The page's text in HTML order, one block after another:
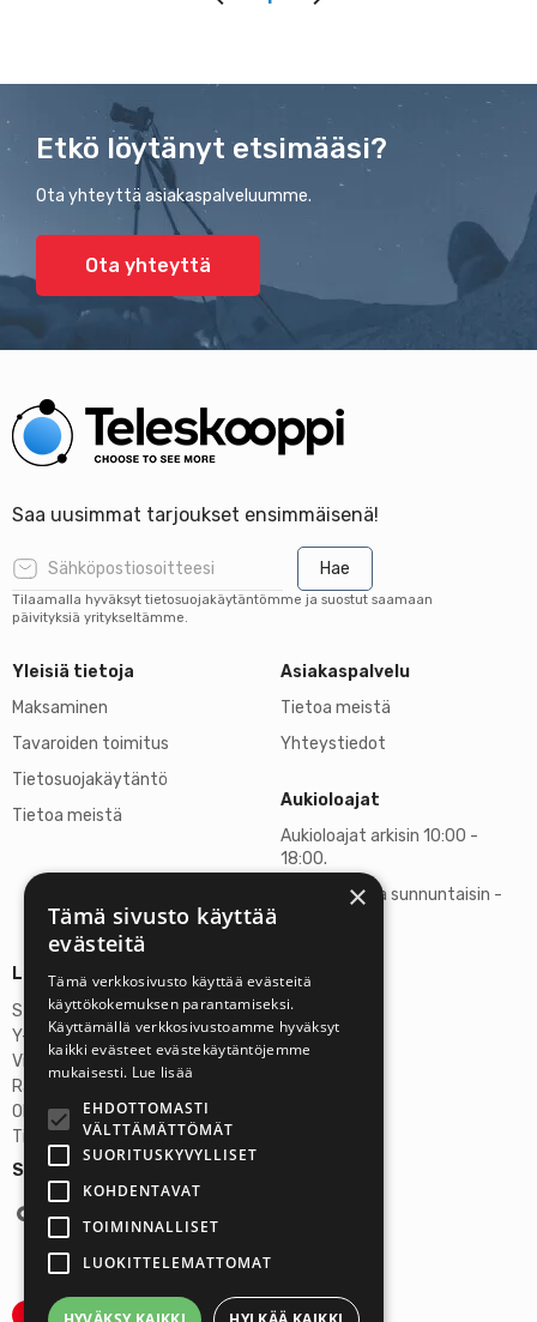
Etkö löytänyt etsimääsi?
Ota yhteyttä asiakaspalveluumme.
Ota yhteyttä
Saa uusimmat tarjoukset ensimmäisenä!
Hae
Tilaamalla hyväksyt tietosuojakäytäntömme ja suostut saamaan
päivityksiä yritykseltämme.
Yleisiä tietoja
Maksaminen
Tavaroiden toimitus
Tietosuojakäytäntö
Tietoa meistä
Asiakaspalvelu
Tietoa meistä
Yhteystiedot
Aukioloajat
Aukioloajat arkisin 10:00 -
18:00.
Lauantaisin ja sunnuntaisin -
Seuraa meitä:
Lisätietoja
Stardust Finland Oy
Y-tunnus: 2972445-9
Virallinen osoite
Rantatie 37 C75, 33250 Tampere
OP Tampere
Tilinumero FI6357300820922629
×
Tämä sivusto käyttää
evästeitä
Tämä verkkosivusto käyttää evästeitä
käyttökokemuksen parantamiseksi.
Käyttämällä verkkosivustoamme hyväksyt
kaikki evästeet evästekäytäntöjemme
mukaisesti. Lue lisää
EHDOTTOMASTI
VÄLTTÄMÄTTÖMÄT
SUORITUSKYVYLLISET
KOHDENTAVAT
TOIMINNALLISET
LUOKITTELEMATTOMAT